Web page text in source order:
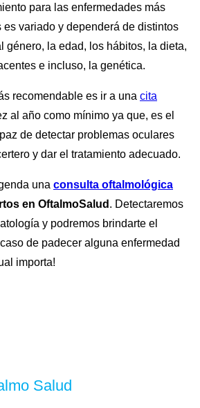
para las enfermedades más
variado y dependerá de distintos
género, la edad, los hábitos, la dieta,
e incluso, la genética.
recomendable es ir a una cita
al año como mínimo ya que, es el
de detectar problemas oculares
y dar el tratamiento adecuado.
una consulta oftalmológica
en OftalmoSalud . Detectaremos
y podremos brindarte el
de padecer alguna enfermedad
importa!
Salud